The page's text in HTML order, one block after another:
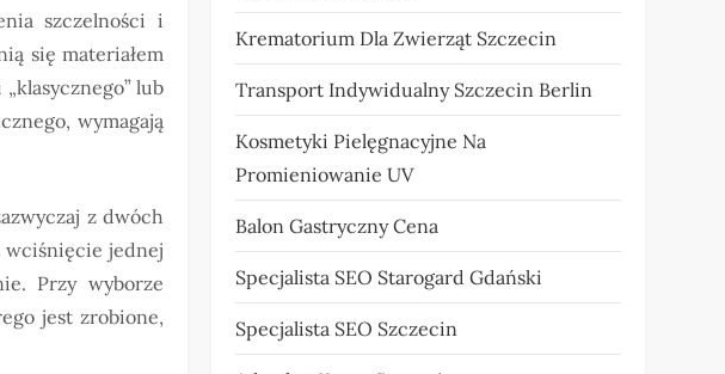
szczelności i
się materiałem
lub
wymagają
z dwóch
wciśnięcie jednej
Przy wyborze
jest zrobione,
Krematorium Dla Zwierząt Szczecin
Transport Indywidualny Szczecin Berlin
Kosmetyki Pielęgnacyjne Na
Promieniowanie UV
Balon Gastryczny Cena
Specjalista SEO Starogard Gdański
Specjalista SEO Szczecin